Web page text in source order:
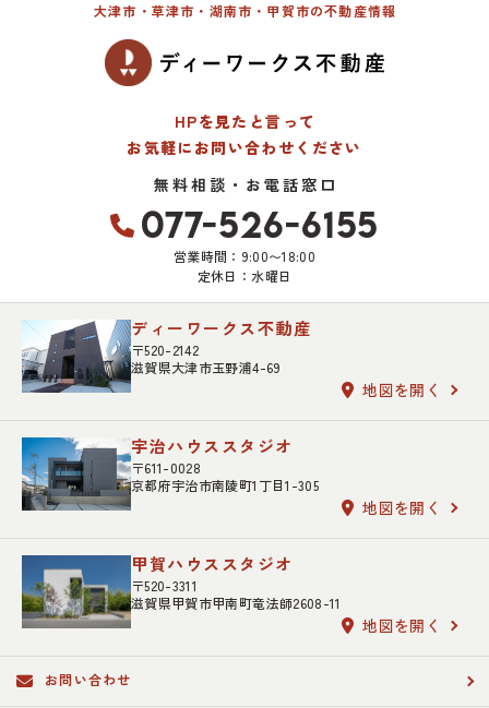
大津市・草津市・湖南市・甲賀市の不動産情報
HPを見たと言って
お気軽にお問い合わせください
無料相談・お電話窓口
077-526-6155
営業時間：9:00〜18:00
定休日：水曜日
ディーワークス不動産
〒520-2142
滋賀県大津市玉野浦4-69
地図を開く
宇治ハウススタジオ
〒611-0028
京都府宇治市南陵町1丁目1-305
地図を開く
甲賀ハウススタジオ
〒520-3311
滋賀県甲賀市甲南町竜法師2608-11
地図を開く
お問い合わせ